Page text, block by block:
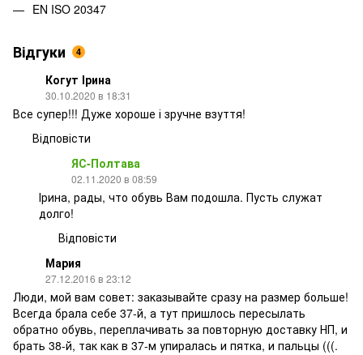
EN ISO 20347
Відгуки 4
Когут Ірина
30.10.2020 в 18:31
Все супер!!! Дуже хороше і зручне взуття!
Відповісти
ЯС-Полтава
02.11.2020 в 08:59
Ірина, рады, что обувь Вам подошла. Пусть служат
долго!
Відповісти
Мария
27.12.2016 в 23:12
Люди, мой вам совет: заказывайте сразу на размер больше!
Всегда брала себе 37-й, а тут пришлось пересылать
обратно обувь, переплачивать за повторную доставку НП, и
брать 38-й, так как в 37-м упиралась и пятка, и пальцы (((.